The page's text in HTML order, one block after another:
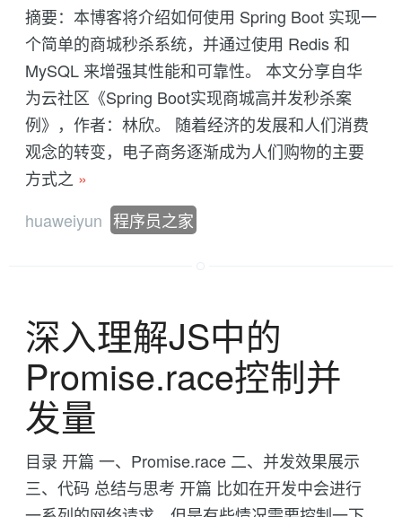
摘要：本博客将介绍如何使用 Spring Boot 实现一
个简单的商城秒杀系统，并通过使用 Redis 和
MySQL 来增强其性能和可靠性。 本文分享自华
为云社区《Spring Boot实现商城高并发秒杀案
例》，作者：林欣。 随着经济的发展和人们消费
观念的转变，电子商务逐渐成为人们购物的主要
方式之 »
huaweiyun 程序员之家
深入理解JS中的
Promise.race控制并
发量
目录 开篇 一、Promise.race 二、并发效果展示
三、代码 总结与思考 开篇 比如在开发中会进行